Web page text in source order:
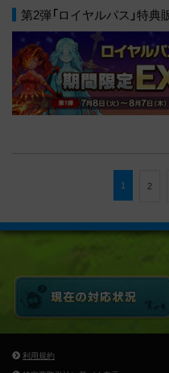
第2弾「ロイヤルパス」特典
1 2
利用規約